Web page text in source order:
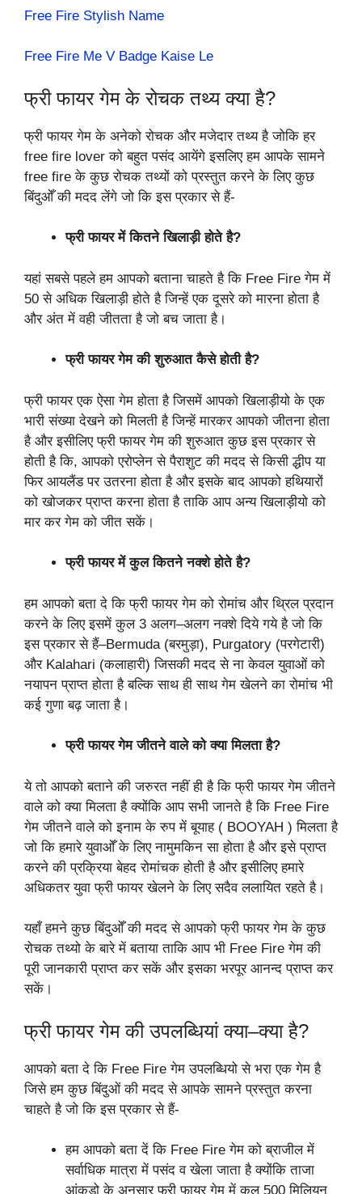
Free Fire Stylish Name
Free Fire Me V Badge Kaise Le
फ्री फायर गेम के रोचक तथ्य क्या है?
फ्री फायर गेम के अनेको रोचक और मजेदार तथ्य है जोकि हर
free fire lover को बहुत पसंद आयेंगे इसलिए हम आपके सामने
free fire के कुछ रोचक तथ्यों को प्रस्तुत करने के लिए कुछ
बिंदुओँ की मदद लेंगे जो कि इस प्रकार से हैं-
फ्री फायर में कितने खिलाड़ी होते है?
यहां सबसे पहले हम आपको बताना चाहते है कि Free Fire गेम में
50 से अधिक खिलाड़ी होते है जिन्हें एक दूसरे को मारना होता है
और अंत में वही जीतता है जो बच जाता है।
फ्री फायर गेम की शुरुआत कैसे होती है?
फ्री फायर एक ऐसा गेम होता है जिसमें आपको खिलाड़ीयो के एक
भारी संख्या देखने को मिलती है जिन्हें मारकर आपको जीतना होता
है और इसीलिए फ्री फायर गेम की शुरुआत कुछ इस प्रकार से
होती है कि, आपको एरोप्लेन से पैराशुट की मदद से किसी द्धीप या
फिर आयलैंड पर उतरना होता है और इसके बाद आपको हथियारों
को खोजकर प्राप्त करना होता है ताकि आप अन्य खिलाड़ीयो को
मार कर गेम को जीत सकें।
फ्री फायर में कुल कितने नक्शे होते है?
हम आपको बता दे कि फ्री फायर गेम को रोमांच और थ्रिल प्रदान
करने के लिए इसमें कुल 3 अलग–अलग नक्शे दिये गये है जो कि
इस प्रकार से हैं–Bermuda (बरमुड़ा), Purgatory (परगेटारी)
और Kalahari (कलाहारी) जिसकी मदद से ना केवल युवाओं को
नयापन प्राप्त होता है बल्कि साथ ही साथ गेम खेलने का रोमांच भी
कई गुणा बढ़ जाता है।
फ्री फायर गेम जीतने वाले को क्या मिलता है?
ये तो आपको बताने की जरुरत नहीं ही है कि फ्री फायर गेम जीतने
वाले को क्या मिलता है क्योंकि आप सभी जानते है कि Free Fire
गेम जीतने वाले को इनाम के रुप में बूयाह ( BOOYAH ) मिलता है
जो कि हमारे युवाओँ के लिए नामुमकिन सा होता है और इसे प्राप्त
करने की प्रक्रिया बेहद रोमांचक होती है और इसीलिए हमारे
अधिकतर युवा फ्री फायर खेलने के लिए सदैव ललायित रहते है।
यहाँ हमने कुछ बिंदुओँ की मदद से आपको फ्री फायर गेम के कुछ
रोचक तथ्यो के बारे में बताया ताकि आप भी Free Fire गेम की
पूरी जानकारी प्राप्त कर सकें और इसका भरपूर आनन्द प्राप्त कर
सकें।
फ्री फायर गेम की उपलब्धियां क्या–क्या है?
आपको बता दे कि Free Fire गेम उपलब्धियो से भरा एक गेम है
जिसे हम कुछ बिंदुओं की मदद से आपके सामने प्रस्तुत करना
चाहते है जो कि इस प्रकार से हैं-
हम आपको बता दें कि Free Fire गेम को ब्राजील में
सर्वाधिक मात्रा में पसंद व खेला जाता है क्योंकि ताजा
आंकडो के अनुसार फ्री फायर गेम में कुल 500 मिलियन